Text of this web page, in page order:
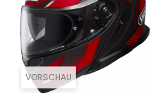
VORSCHAU